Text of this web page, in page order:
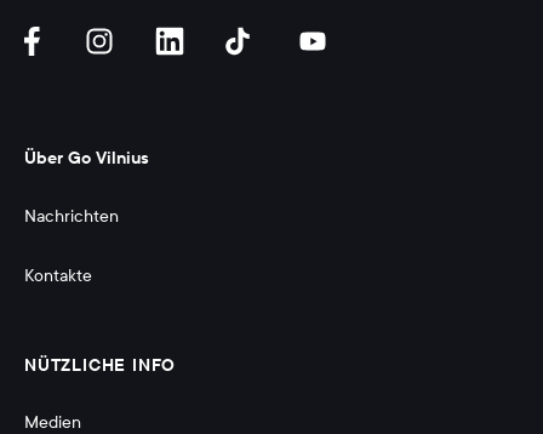
Über Go Vilnius
Nachrichten
Kontakte
NÜTZLICHE INFO
Medien